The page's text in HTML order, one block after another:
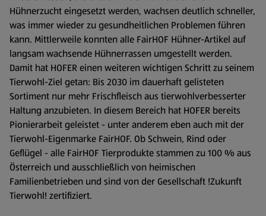
Hühnerzucht eingesetzt werden, wachsen deutlich schneller,
was immer wieder zu gesundheitlichen Problemen führen
kann. Mittlerweile konnten alle FairHOF Hühner-Artikel auf
langsam wachsende Hühnerrassen umgestellt werden.
Damit hat HOFER einen weiteren wichtigen Schritt zu seinem
Tierwohl-Ziel getan: Bis 2030 im dauerhaft gelisteten
Sortiment nur mehr Frischfleisch aus tierwohlverbesserter
Haltung anzubieten. In diesem Bereich hat HOFER bereits
Pionierarbeit geleistet - unter anderem eben auch mit der
Tierwohl-Eigenmarke FairHOF. Ob Schwein, Rind oder
Geflügel - alle FairHOF Tierprodukte stammen zu 100 % aus
Österreich und ausschließlich von heimischen
Familienbetrieben und sind von der Gesellschaft !Zukunft
Tierwohl! zertifiziert.